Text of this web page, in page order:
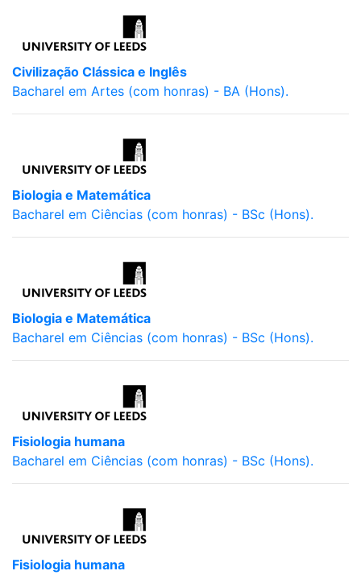
Civilização Clássica e Inglês
Bacharel em Artes (com honras) - BA (Hons).
Biologia e Matemática
Bacharel em Ciências (com honras) - BSc (Hons).
Biologia e Matemática
Bacharel em Ciências (com honras) - BSc (Hons).
Fisiologia humana
Bacharel em Ciências (com honras) - BSc (Hons).
Fisiologia humana